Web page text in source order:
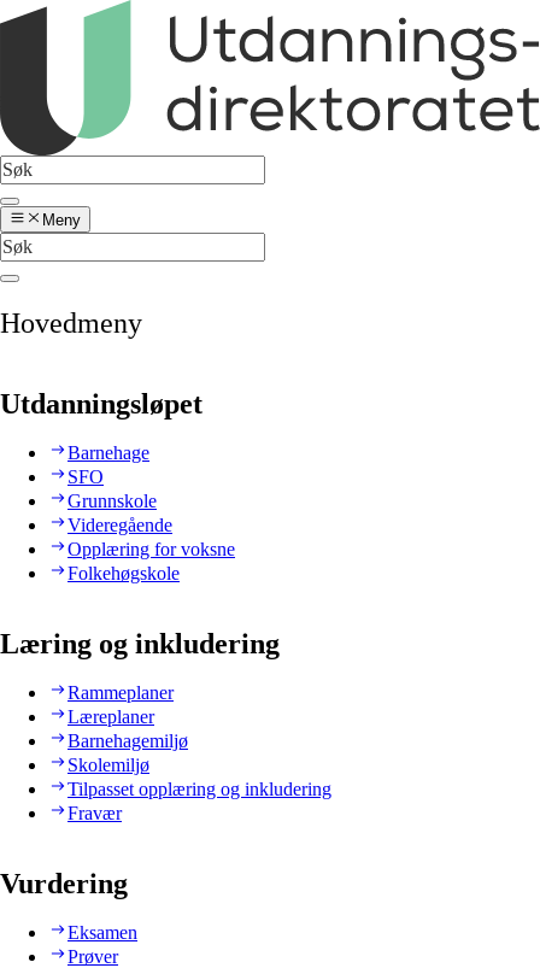
Meny
Hovedmeny
Utdanningsløpet
Barnehage
SFO
Grunnskole
Videregående
Opplæring for voksne
Folkehøgskole
Læring og inkludering
Rammeplaner
Læreplaner
Barnehagemiljø
Skolemiljø
Tilpasset opplæring og inkludering
Fravær
Vurdering
Eksamen
Prøver